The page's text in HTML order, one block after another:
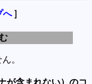
へ]
。